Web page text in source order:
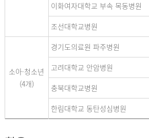
이화여자대학교 부속 목동병원
조선대학교병원
소아·청소년
(4개)
경기도의료원 파주병원
고려대학교 안암병원
충북대학교병원
한림대학교 동탄성심병원